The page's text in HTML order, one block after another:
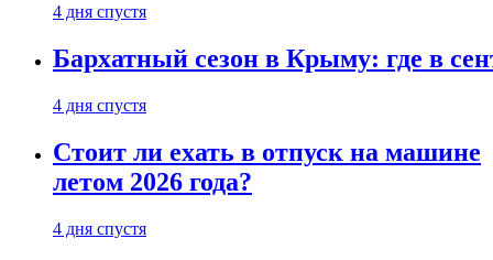
4 дня спустя
Бархатный сезон в Крыму: где в
4 дня спустя
Стоит ли ехать в отпуск на машине
летом 2026 года?
4 дня спустя